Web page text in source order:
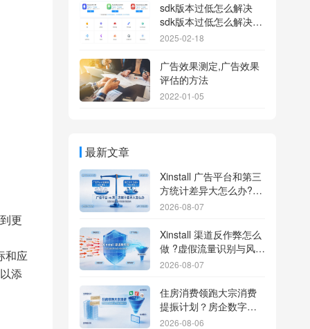
更
和应
添
sdk版本过低怎么解决
sdk版本过低怎么解决华
为
2025-02-18
广告效果测定,广告效果
评估的方法
2022-01-05
最新文章
Xinstall 广告平台和第三
方统计差异大怎么办?数
据误差排查指南
2026-08-07
Xinstall 渠道反作弊怎么
做 ?虚假流量识别与风控
防刷解析
2026-08-07
住房消费领跑大宗消费
提振计划？房企数字化
转型加速线下场景智能
2026-08-06